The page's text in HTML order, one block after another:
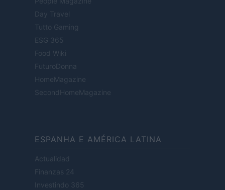
Day Travel
Tutto Gaming
ESG 365
Food Wiki
FuturoDonna
HomeMagazine
SecondHomeMagazine
ESPANHA E AMÉRICA LATINA
Actualidad
Finanzas 24
Investindo 365